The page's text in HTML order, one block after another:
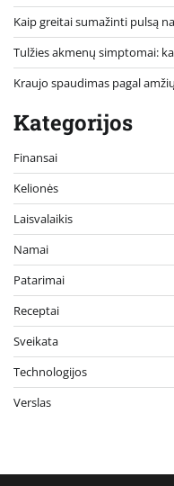
Kaip greitai sumažinti pulsą
Tulžies akmenų simptomai:
Kraujo spaudimas pagal
Kategorijos
Finansai
Kelionės
Laisvalaikis
Namai
Patarimai
Receptai
Sveikata
Technologijos
Verslas